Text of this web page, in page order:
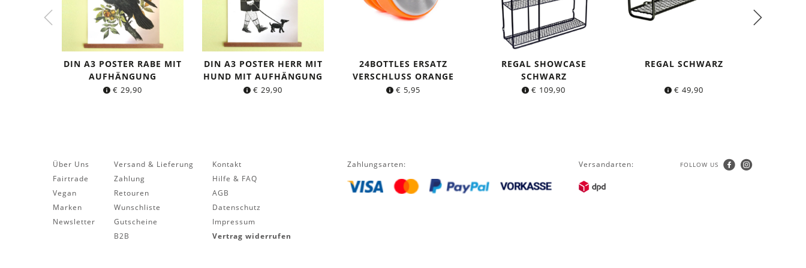
DIN A3 POSTER RABE MIT
AUFHÄNGUNG
€ 29,90
DIN A3 POSTER HERR MIT
HUND MIT AUFHÄNGUNG
€ 29,90
24BOTTLES ERSATZ
VERSCHLUSS ORANGE
€ 5,95
REGAL SHOWCASE
SCHWARZ
€ 109,90
REGAL SCHWARZ
€ 49,90
Über Uns
Fairtrade
Vegan
Marken
Newsletter
Versand & Lieferung
Zahlung
Retouren
Wunschliste
Gutscheine
B2B
Kontakt
Hilfe & FAQ
AGB
Datenschutz
Impressum
Vertrag widerrufen
Zahlungsarten: Versandarten: FOLLOW US